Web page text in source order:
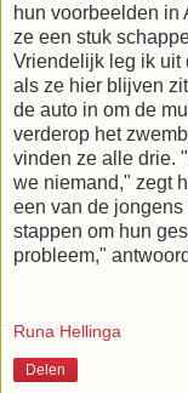
hun voorbeelden in
ze een stuk
Vriendelijk leg ik uit
als ze hier blijven
de auto in om de
verderop het
vinden ze alle drie.
we niemand," zegt
een van de
stappen om hun
probleem,"
Runa Hellinga
Delen